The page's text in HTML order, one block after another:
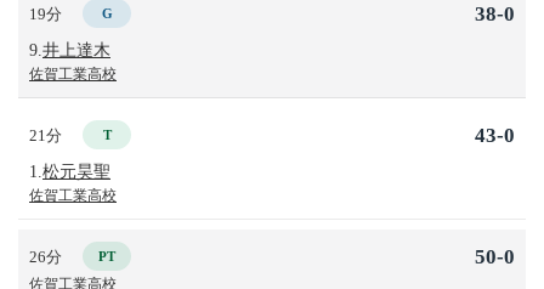
19分 G
9. 井上達木
佐賀工業高校
38-0
21分 T
1. 松元昊聖
佐賀工業高校
43-0
26分 PT
佐賀工業高校
50-0